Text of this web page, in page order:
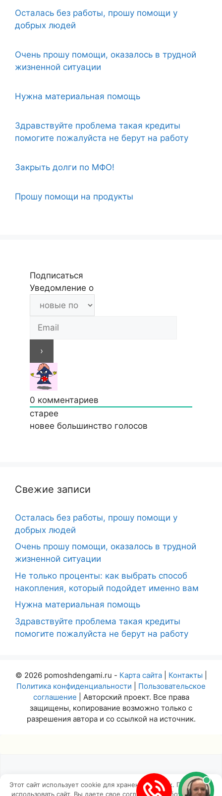
Осталась без работы, прошу помощи у
добрых людей
Очень прошу помощи, оказалось в трудной
жизненной ситуации
Нужна материальная помощь
Здравствуйте проблема такая кредиты
помогите пожалуйста не берут на работу
Закрыть долги по МФО!
Прошу помощи на продукты
Подписаться
Уведомление о
0 комментариев
старее
новее большинство голосов
Свежие записи
Осталась без работы, прошу помощи у
добрых людей
Очень прошу помощи, оказалось в трудной
жизненной ситуации
Не только проценты: как выбрать способ
накопления, который подойдет именно вам
Нужна материальная помощь
Здравствуйте проблема такая кредиты
помогите пожалуйста не берут на работу
© 2026 pomoshdengami.ru - Карта сайта| Контакты
Политика конфиденциальности
Пользовательское
соглашение | Авторский проект. Все права
защищены, копирование возможно только с
разрешения автора и со ссылкой на источник.
Этот сайт использует cookie для хранения данных. Продолжая
использовать сайт, Вы даете свое согласие на работу с этими